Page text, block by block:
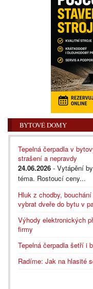
BYTOVÉ DOMY
Tepelná čerpadla v
strašení a nepravdy
24.06.2026 - Vytápění
téma. Rostoucí ceny...
Hluk z chodby,
vybrat dveře do bytu v
Výhody elektronických
firmy
Tepelná čerpadla šetří i
Radíme: Jak na hlasité